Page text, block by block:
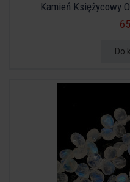
Kamień Księżycowy
Do